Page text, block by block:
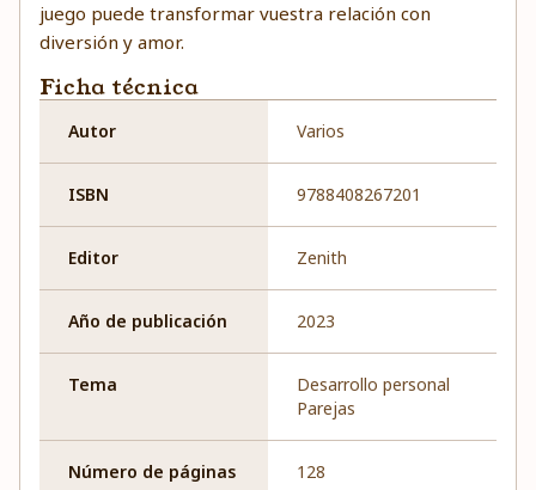
juego puede transformar vuestra relación con
diversión y amor.
Ficha técnica
Autor Varios
ISBN 9788408267201
Editor Zenith
Año de publicación 2023
Tema
Desarrollo personal
Parejas
Número de páginas 128